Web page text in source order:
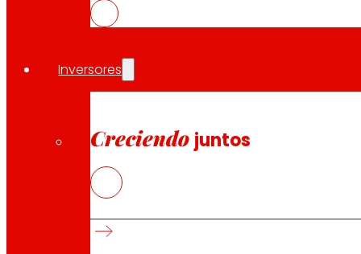
Inversores
Creciendo juntos